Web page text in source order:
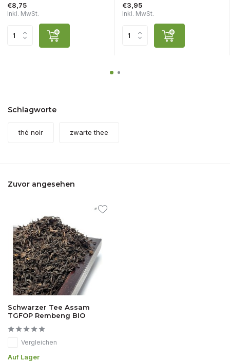
€8,75
Inkl. MwSt.
€3,95
Inkl. MwSt.
Schlagworte
thé noir zwarte thee
Zuvor angesehen
Schwarzer Tee Assam
TGFOP Rembeng BIO
Vergleichen
Auf Lager